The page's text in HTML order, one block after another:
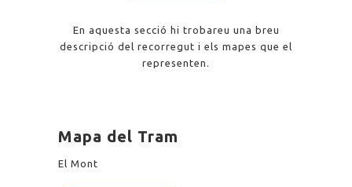
En aquesta secció hi trobareu una breu
descripció del recorregut i els mapes que el
representen.
Mapa del Tram
El Mont